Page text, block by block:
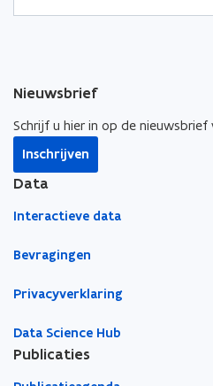
t
n
i
u
v
s
t
t
n
n
i
u
v
n
s
t
a
r
k
l
m
o
Nieuwsbrief
Schrijf u hier in op de nieuwsbrief
Inschrijven
Data
Interactieve data
Bevragingen
Privacyverklaring
Data Science Hub
Publicaties